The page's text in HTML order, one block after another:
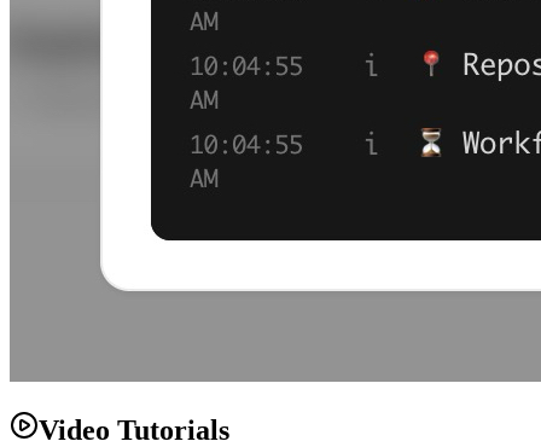
Video Tutorials